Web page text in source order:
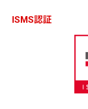
ISMS認証